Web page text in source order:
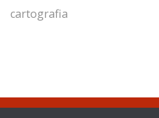
cartografia